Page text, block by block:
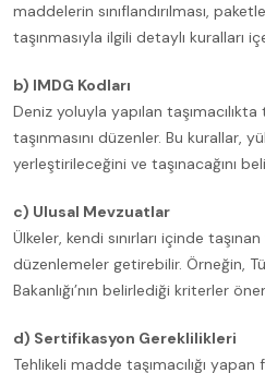
maddelerin sınıflandırılması,
taşınmasıyla ilgili detaylı kuralları
b) IMDG Kodları
Deniz yoluyla yapılan
taşınmasını düzenler. Bu kurallar,
yerleştirileceğini ve taşınacağını
c) Ulusal Mevzuatlar
Ülkeler, kendi sınırları içinde
düzenlemeler getirebilir. Örneğin,
Bakanlığı’nın belirlediği kriterler
d) Sertifikasyon Gereklilikleri
Tehlikeli madde taşımacılığı yapan